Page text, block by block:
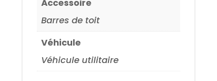
Accessoire
Barres de toit
Véhicule
Véhicule utilitaire